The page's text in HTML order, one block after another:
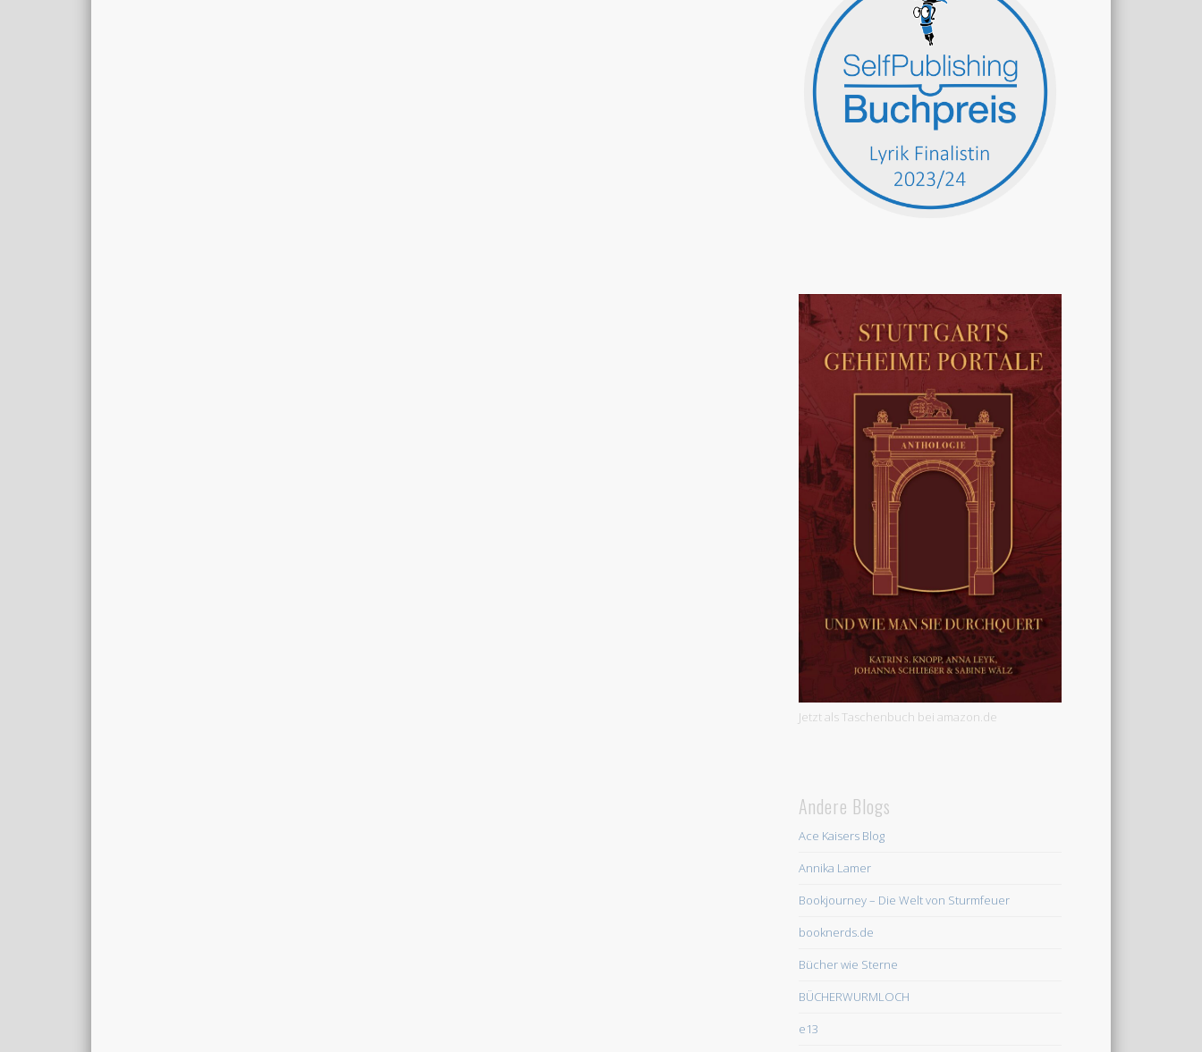
Jetzt als Taschenbuch bei amazon.de
Andere Blogs
Ace Kaisers Blog
Annika Lamer
Bookjourney – Die Welt von Sturmfeuer
booknerds.de
Bücher wie Sterne
BÜCHERWURMLOCH
e13